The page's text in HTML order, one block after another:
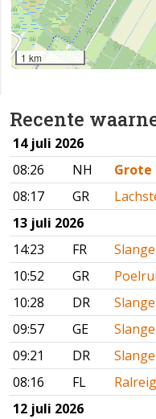
Recente
14 juli 2026
08:26
NH
Grote
08:17
GR
13 juli 2026
14:23
FR
10:52
GR
10:28
DR
09:57
GE
09:21
DR
08:16
FL
12 juli 2026
1 km